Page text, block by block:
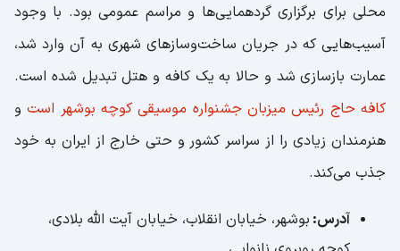
محلی برای برگزاری گردهمایی‌ها و مراسم عمومی بود. با وجود
آسیب‌هایی که در جریان ساخت‌وسازهای شهری به آن وارد شد،
عمارت بازسازی شد و حالا به یک کافه و هتل تبدیل شده است.
کافه حاج رئیس میزبان جشنواره موسیقی کوچه بوشهر استو
هنرمندان زیادی را از سراسر کشور و حتی خارج از ایران به خود
جذب می‌کند.
آدرس: بوشهر، خيابان انقلاب، خيابان آيت الله بلادى،